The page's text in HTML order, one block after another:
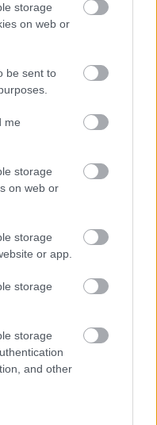
storage
on web or
be sent to
me
storage
on web or
storage
or app.
storage
storage
and other
FESZTIVÁL